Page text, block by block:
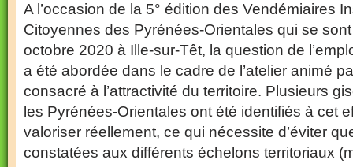
A l’occasion de la 5° édition des Vendémiaires
Citoyennes des Pyrénées-Orientales qui se
octobre 2020 à Ille-sur-Têt, la question de
a été abordée dans le cadre de l’atelier animé
consacré à l’attractivité du territoire. Plusieurs
les Pyrénées-Orientales ont été identifiés à cet
valoriser réellement, ce qui nécessite d’éviter
constatées aux différents échelons territoriaux